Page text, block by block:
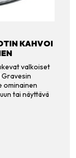
KAHVOI
valkoiset
Gravesin
ominainen
tai näyttävä